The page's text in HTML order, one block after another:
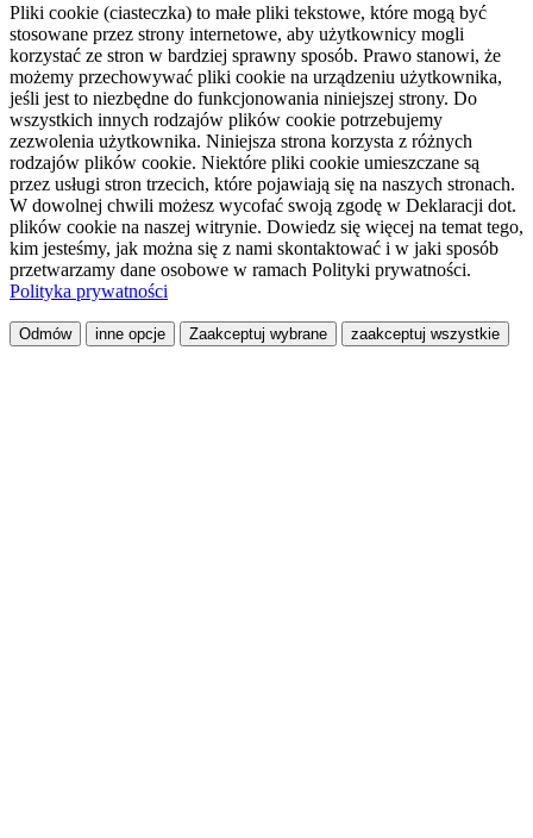
Pliki cookie (ciasteczka) to małe pliki tekstowe, które mogą być
stosowane przez strony internetowe, aby użytkownicy mogli
korzystać ze stron w bardziej sprawny sposób. Prawo stanowi, że
możemy przechowywać pliki cookie na urządzeniu użytkownika,
jeśli jest to niezbędne do funkcjonowania niniejszej strony. Do
wszystkich innych rodzajów plików cookie potrzebujemy
zezwolenia użytkownika. Niniejsza strona korzysta z różnych
rodzajów plików cookie. Niektóre pliki cookie umieszczane są
przez usługi stron trzecich, które pojawiają się na naszych stronach.
W dowolnej chwili możesz wycofać swoją zgodę w Deklaracji dot.
plików cookie na naszej witrynie. Dowiedz się więcej na temat tego,
kim jesteśmy, jak można się z nami skontaktować i w jaki sposób
przetwarzamy dane osobowe w ramach Polityki prywatności.
Polityka prywatności
Odmów inne opcje Zaakceptuj wybrane zaakceptuj wszystkie